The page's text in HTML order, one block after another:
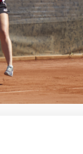
kun Suomi